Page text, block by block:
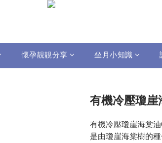
懷孕靚靚分享 坐月小知識
有機冷壓瓊崖
有機冷壓瓊崖海棠
是由瓊崖海棠樹的